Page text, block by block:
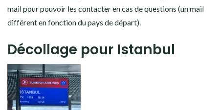
mail pour pouvoir les contacter en cas de questions (un mail
différent en fonction du pays de départ).
Décollage pour Istanbul